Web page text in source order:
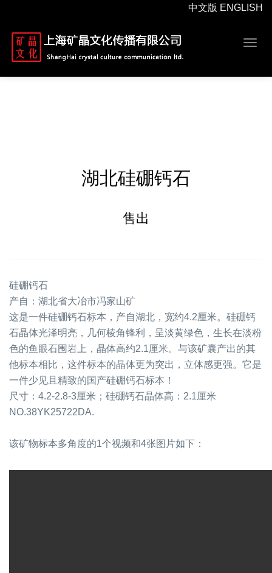
中文版 ENGLISH
湖北硅硼钙石
售出
硅硼钙石
产自：湖北省大冶市冯家山矿
这是一件硅硼钙石标本，产自湖北，宽约4.2厘米。硅硼钙
石晶体光泽明亮，几何棱角锋利，呈淡黄绿色，生长在淡粉
色的鱼眼石围岩上，晶体高约2.1厘米。与该矿囊产出的其
他标本相比，这件标本的晶体更为突出，立体感更强。它是
一件少见且精致的国产硅硼钙石标本！
尺寸：4.2-2.8-3厘米；硅硼钙石晶体高：2.1厘米
NO.38YK25722DA.
该矿物标本多角度的1个视频和4张图片如下：